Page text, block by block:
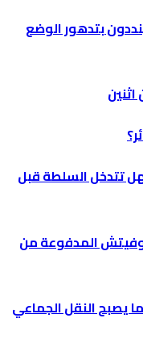
بتدهور الوضع
تتدخل السلطة قبل
المدفوعة من
يصبح النقل الجماعي